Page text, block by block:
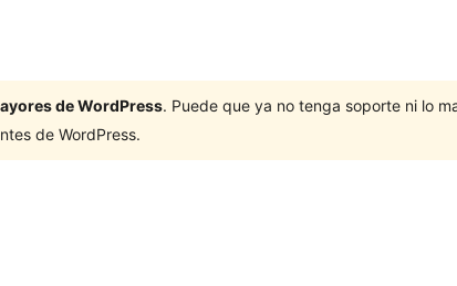
de WordPress. Puede que ya no tenga soporte ni lo
de WordPress.